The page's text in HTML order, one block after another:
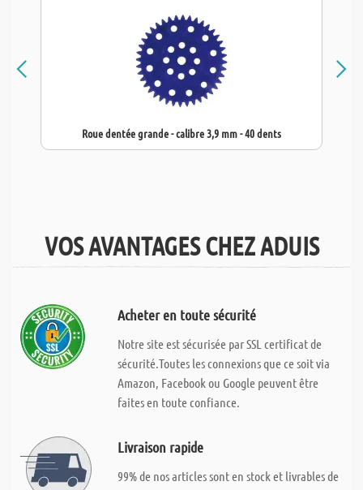
Roue dentée grande - calibre 3,9 mm - 40 dents
VOS AVANTAGES CHEZ ADUIS
Acheter en toute sécurité
Notre site est sécurisée par SSL certificat de
sécurité.Toutes les connexions que ce soit via
Amazon, Facebook ou Google peuvent être
faites en toute confiance.
Livraison rapide
99% de nos articles sont en stock et livrables de